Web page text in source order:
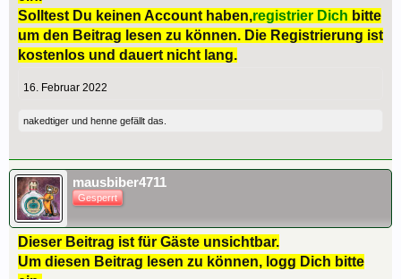
Solltest Du keinen Account haben,registrier Dich bitte
um den Beitrag lesen zu können. Die Registrierung ist
kostenlos und dauert nicht lang.
16. Februar 2022
nakedtiger und henne gefällt das.
mausbiber4711
Gesperrt
Dieser Beitrag ist für Gäste unsichtbar.
Um diesen Beitrag lesen zu können, logg Dich bitte